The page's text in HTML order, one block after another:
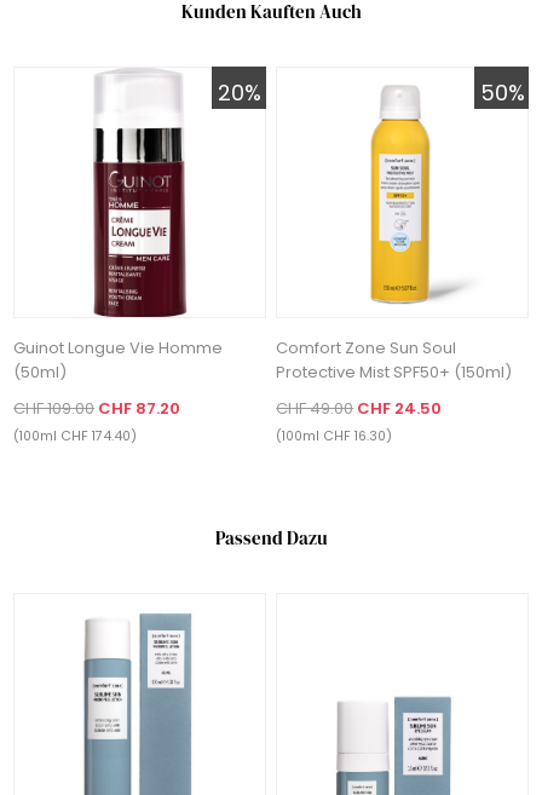
Kunden Kauften Auch
20%
Guinot Longue Vie Homme
(50ml)
CHF 109.00 CHF 87.20
(100ml CHF 174.40)
50%
Comfort Zone Sun Soul
Protective Mist SPF50+ (150ml)
CHF 49.00CHF 24.50
(100ml CHF 16.30)
Passend Dazu